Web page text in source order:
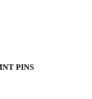
PINS